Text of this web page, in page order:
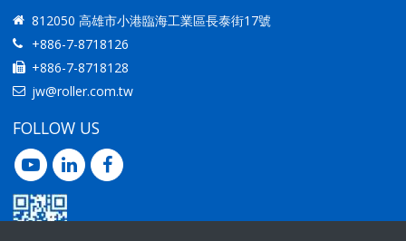
812050 高雄市小港臨海工業區長泰街17號
+886-7-8718126
+886-7-8718128
jw@roller.com.tw
FOLLOW US